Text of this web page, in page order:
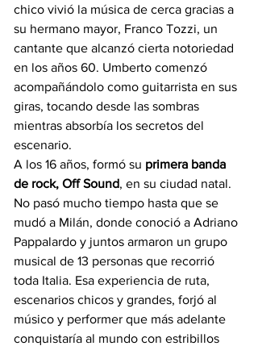
chico vivió la música de cerca gracias a
su hermano mayor, Franco Tozzi, un
cantante que alcanzó cierta notoriedad
en los años 60. Umberto comenzó
acompañándolo como guitarrista en sus
giras, tocando desde las sombras
mientras absorbía los secretos del
escenario.
A los 16 años, formó su primera banda
de rock, Off Sound, en su ciudad natal.
No pasó mucho tiempo hasta que se
mudó a Milán, donde conoció a Adriano
Pappalardo y juntos armaron un grupo
musical de 13 personas que recorrió
toda Italia. Esa experiencia de ruta,
escenarios chicos y grandes, forjó al
músico y performer que más adelante
conquistaría al mundo con estribillos